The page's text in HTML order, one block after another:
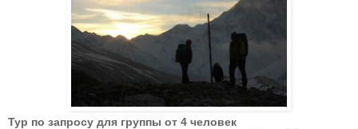
Тур по запросу для группы от 4 человек